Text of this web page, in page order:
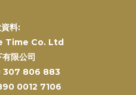
料:
Time Co. Ltd
限公司
307 806 883
0012 7106